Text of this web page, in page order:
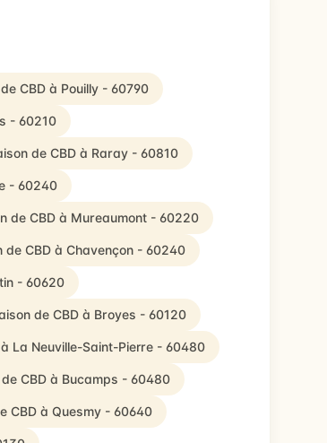
CBD à Pouilly - 60790
- 60210
de CBD à Raray - 60810
- 60240
de CBD à Mureaumont - 60220
de CBD à Chavençon - 60240
- 60620
de CBD à Broyes - 60120
La Neuville-Saint-Pierre - 60480
CBD à Bucamps - 60480
CBD à Quesmy - 60640